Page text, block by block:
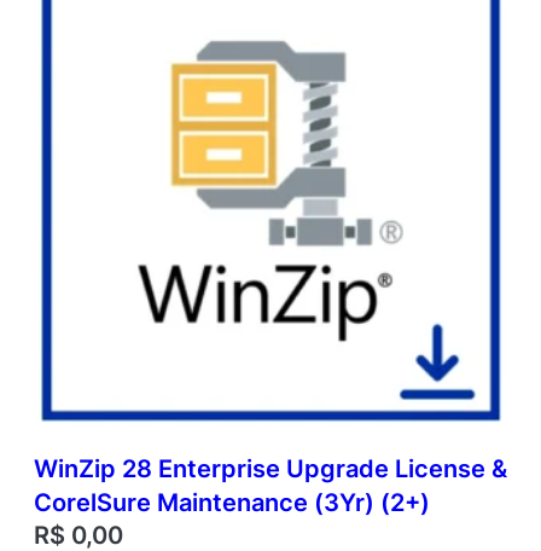
WinZip 28 Enterprise Upgrade License &
CorelSure Maintenance (3Yr) (2+)
R$ 0,00